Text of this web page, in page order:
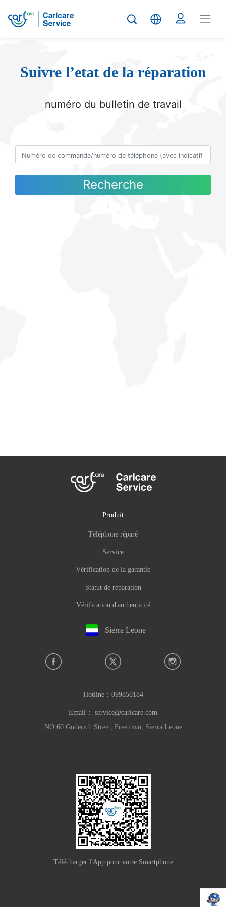
Suivre l’etat de la réparation
numéro du bulletin de travail
Recherche
Produit
Téléphone réparé
Service
Vérification de la garantie
Statut de réparation
Vérification d'authenticité
Sierra Leone
Hotline： 099850184
Email： service@carlcare.com
NO.60 Goderich Street, Freetown, Sierra Leone
Télécharger l'App pour votre Smartphone